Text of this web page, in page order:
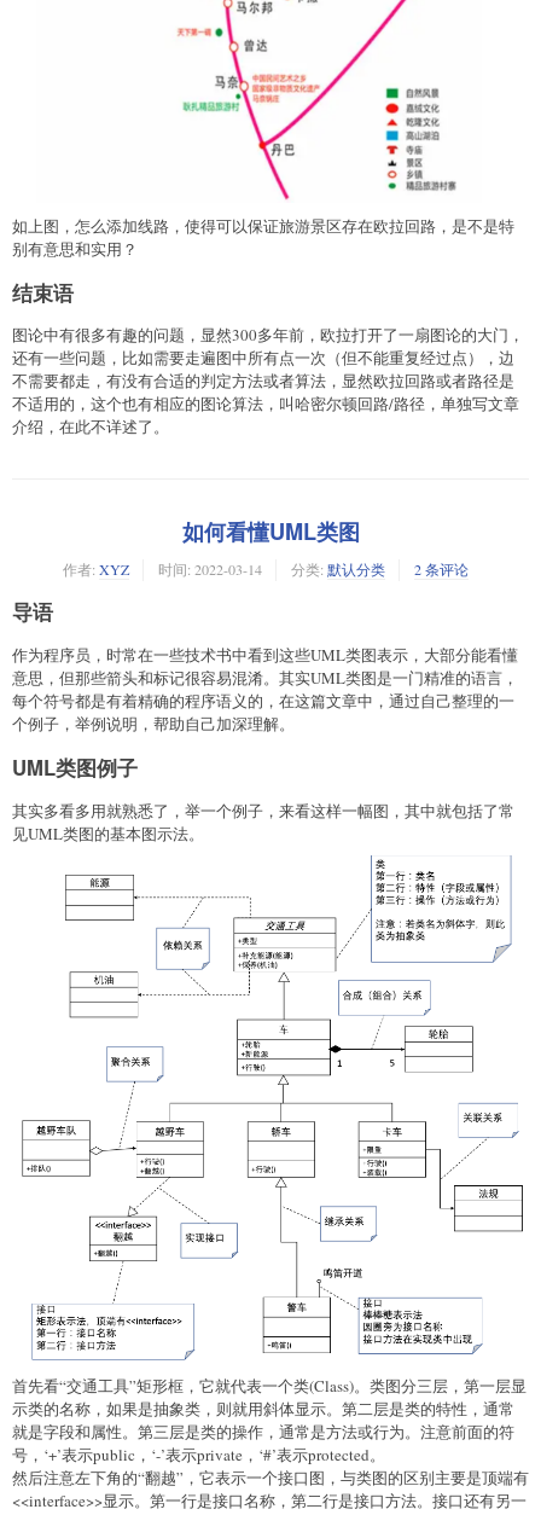
如上图，怎么添加线路，使得可以保证旅游景区存在欧拉回路，是不是特
别有意思和实用？
结束语
图论中有很多有趣的问题，显然300多年前，欧拉打开了一扇图论的大门，
还有一些问题，比如需要走遍图中所有点一次（但不能重复经过点），边
不需要都走，有没有合适的判定方法或者算法，显然欧拉回路或者路径是
不适用的，这个也有相应的图论算法，叫哈密尔顿回路/路径，单独写文章
介绍，在此不详述了。
如何看懂UML类图
作者: XYZ 时间: 2022-03-14 分类: 默认分类 2 条评论
导语
作为程序员，时常在一些技术书中看到这些UML类图表示，大部分能看懂
意思，但那些箭头和标记很容易混淆。其实UML类图是一门精准的语言，
每个符号都是有着精确的程序语义的，在这篇文章中，通过自己整理的一
个例子，举例说明，帮助自己加深理解。
UML类图例子
其实多看多用就熟悉了，举一个例子，来看这样一幅图，其中就包括了常
见UML类图的基本图示法。
首先看“交通工具”矩形框，它就代表一个类(Class)。类图分三层，第一层显
示类的名称，如果是抽象类，则就用斜体显示。第二层是类的特性，通常
就是字段和属性。第三层是类的操作，通常是方法或行为。注意前面的符
号，‘+’表示public，‘-’表示private，‘#’表示protected。
然后注意左下角的“翻越”，它表示一个接口图，与类图的区别主要是顶端有
<<interface>>显示。第一行是接口名称，第二行是接口方法。接口还有另一